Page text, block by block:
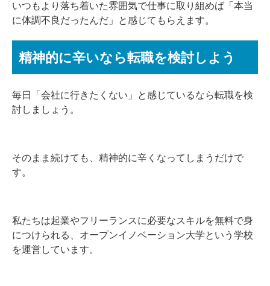
いつもより落ち着いた雰囲気で仕事に取り組めば「本当
に体調不良だったんだ」と感じてもらえます。
精神的に辛いなら転職を検討しよう
毎日「会社に行きたくない」と感じているなら転職を検
討しましょう。
そのまま続けても、精神的に辛くなってしまうだけで
す。
私たちは起業やフリーランスに必要なスキルを無料で身
につけられる、オープンイノベーション大学という学校
を運営しています。